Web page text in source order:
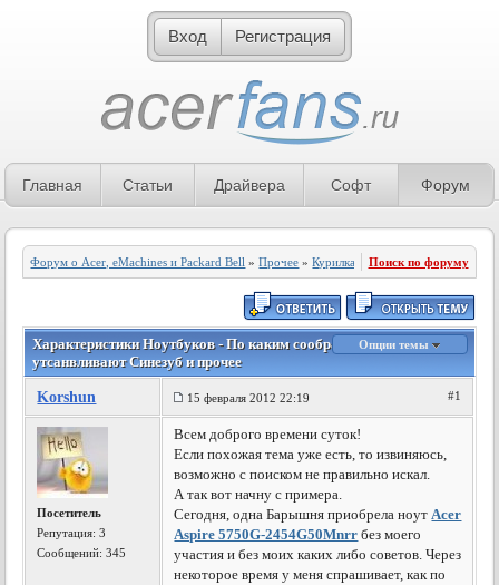
Вход Регистрация
Главная Статьи Драйвера Софт Форум
Форум о Acer, eMachines и Packard Bell »Прочее »Курилка Поиск по форуму
Характеристики Ноутбуков - По каким соображениям не
утсанвливают Синезуб и прочее
Опции темы
Korshun 15 февраля 2012 22:19 #1
Посетитель
Репутация:3
Сообщений: 345
Всем доброго времени суток!
Если похожая тема уже есть, то извиняюсь,
возможно с поиском не правильно искал.
А так вот начну с примера.
Сегодня, одна Барышня приобрела ноутAcer
Aspire 5750G-2454G50Mnrr без моего
участия и без моих каких либо советов. Через
некоторое время у меня спрашивает, как по